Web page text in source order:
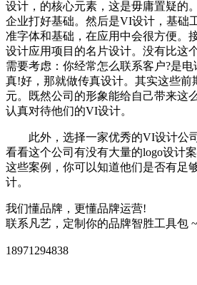
设计，的核心元素，这是毋庸置疑的
企业打好基础。然后是VI设计，基础
准字体和基础，在应用中会很方便。
设计应用项目的名片设计。没有比这
需要考虑：你经常怎么联系客户?是
真!好，那就做传真设计。其实这些前
元。既然公司的形象能给自己带来这
认真对待他们的VI设计。
此外，选择一家优秀的VI设计公
看看这个公司有没有大量的logo设计
这些案例，你可以知道他们是否有足
计。
我们懂品牌，更懂品牌运营!
联系凡艺，定制你的品牌智胜工具包 ~
18971294838